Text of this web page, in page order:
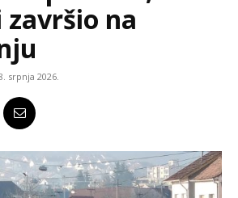
na
srpnja 2026.